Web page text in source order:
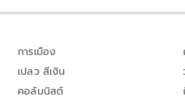
การเมือง
เปลว สีเงิน
คอลัมนิสต์